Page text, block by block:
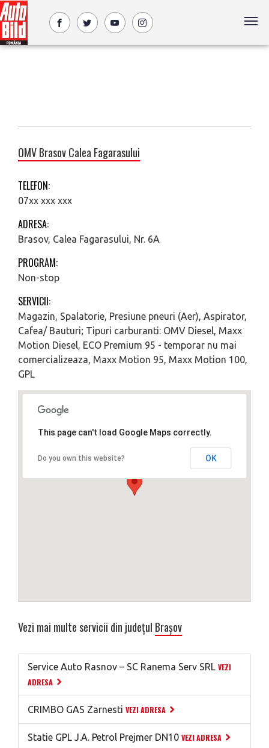
OMV Brasov Calea Fagarasului
TELEFON:
07xx xxx xxx
ADRESA:
Brasov, Calea Fagarasului, Nr. 6A
PROGRAM:
Non-stop
SERVICII:
Magazin, Spalatorie, Presiune pneuri (Aer), Aspirator,
Cafea/ Bauturi; Tipuri carburanti: OMV Diesel, Maxx
Motion Diesel, ECO Premium 95 - temporar nu mai
comercializeaza, Maxx Motion 95, Maxx Motion 100,
GPL
This page can't load Google Maps correctly.
Do you own this website? OK
Vezi mai multe servicii din județul Brașov
Service Auto Rasnov – SC Ranema Serv SRL VEZI
ADRESA
CRIMBO GAS Zarnesti VEZI ADRESA
Statie GPL J.A. Petrol Prejmer DN10 VEZI ADRESA